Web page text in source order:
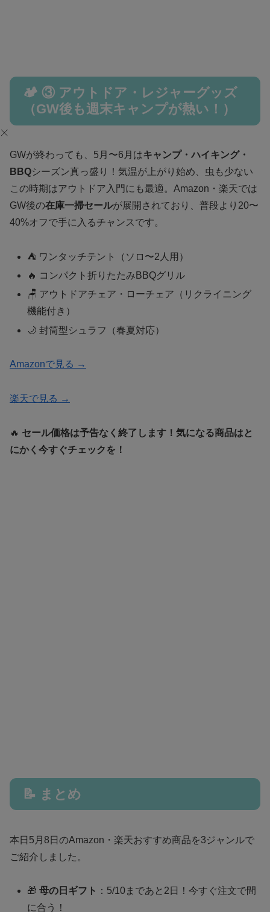
🏕️ ③ アウトドア・レジャーグッズ
（GW後も週末キャンプが熱い！）
GWが終わっても、5月〜6月はキャンプ・ハイキング・
BBQシーズン真っ盛り！気温が上がり始め、虫も少ない
この時期はアウトドア入門にも最適。Amazon・楽天では
GW後の在庫一掃セールが展開されており、普段より20〜
40%オフで手に入るチャンスです。
⛺ ワンタッチテント（ソロ〜2人用）
🔥 コンパクト折りたたみBBQグリル
🪑 アウトドアチェア・ローチェア（リクライニング
機能付き）
🌙 封筒型シュラフ（春夏対応）
Amazonで見る →
楽天で見る →
🔥 セール価格は予告なく終了します！気になる商品はと
にかく今すぐチェックを！
📝 まとめ
本日5月8日のAmazon・楽天おすすめ商品を3ジャンルで
ご紹介しました。
🎁母の日ギフト ：5/10まであと2日！今すぐ注文で間
に合う！